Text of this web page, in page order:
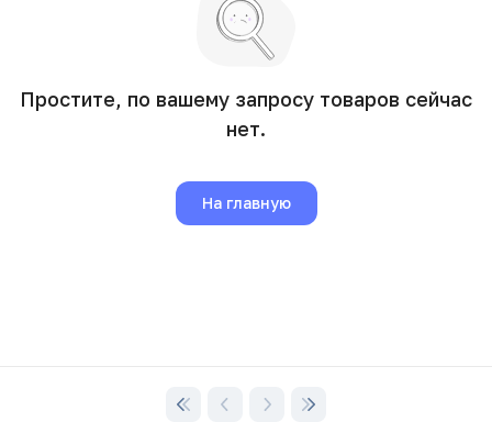
Простите, по вашему запросу товаров сейчас
нет.
На главную